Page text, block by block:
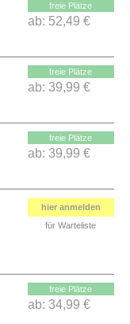
freie Plätze
ab: 52,49 €
freie Plätze
ab: 39,99 €
freie Plätze
ab: 39,99 €
hier anmelden
für Warteliste
freie Plätze
ab: 34,99 €